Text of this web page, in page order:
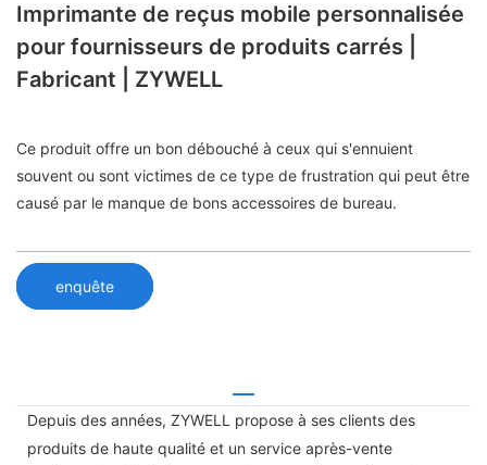
Imprimante de reçus mobile personnalisée
pour fournisseurs de produits carrés |
Fabricant | ZYWELL
Ce produit offre un bon débouché à ceux qui s'ennuient
souvent ou sont victimes de ce type de frustration qui peut être
causé par le manque de bons accessoires de bureau.
enquête
Depuis des années, ZYWELL propose à ses clients des
produits de haute qualité et un service après-vente